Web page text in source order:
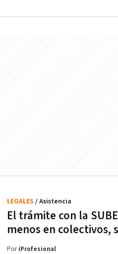
El trámite con la
menos en colectivos,
LEGALES / Asistencia
PoriProfesional